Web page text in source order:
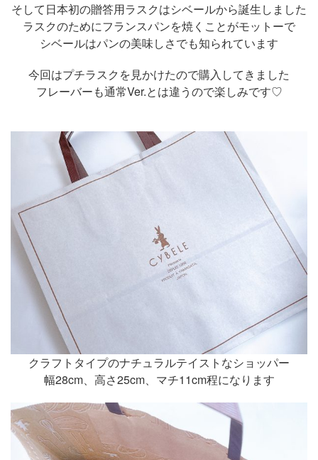
そして日本初の贈答用ラスクはシベールから誕生しました
ラスクのためにフランスパンを焼くことがモットーで
シベールはパンの美味しさでも知られています
今回はプチラスクを見かけたので購入してきました
フレーバーも通常Ver.とは違うので楽しみです♡
クラフトタイプのナチュラルテイストなショッパー
幅28cm、高さ25cm、マチ11cm程になります